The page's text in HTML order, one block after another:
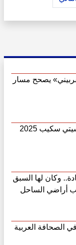
.. «الشربيني» يصحح مسار
سكيب 2025
وكان لها السبق
أراضي الساحل
الصحافة العربية